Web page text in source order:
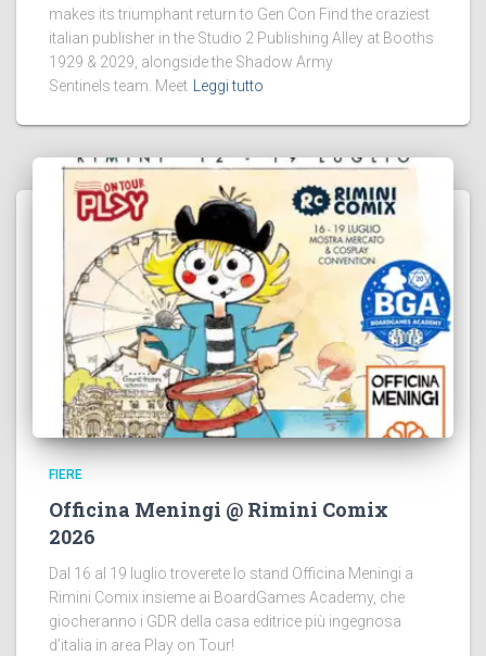
makes its triumphant return to Gen Con Find the craziest
italian publisher in the Studio 2 Publishing Alley at Booths
1929 & 2029, alongside the Shadow Army
Sentinels team. Meet
Leggi tutto
FIERE
Officina Meningi @ Rimini Comix
2026
Dal 16 al 19 luglio troverete lo stand Officina Meningi a
Rimini Comix insieme ai BoardGames Academy, che
giocheranno i GDR della casa editrice più ingegnosa
d’italia in area Play on Tour!